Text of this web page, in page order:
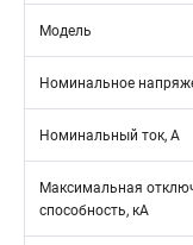
Модель
Номинальное
Номинальный ток, А
Максимальная
способность, кА